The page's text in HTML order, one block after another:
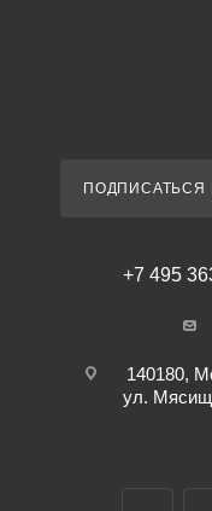
ПОДПИСАТЬСЯ
+7 495
140180,
ул.